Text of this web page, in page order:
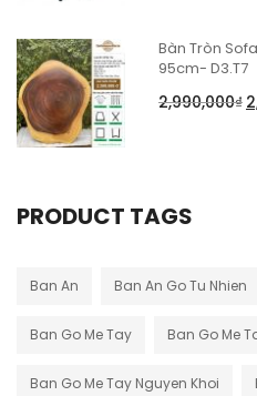
Bàn Tròn
95cm- D3.T7
2,990,000₫
PRODUCT TAGS
Ban An Ban An Go Tu Nhien
Ban Go Me Tay Ban Go Me
Ban Go Me Tay Nguyen Khoi